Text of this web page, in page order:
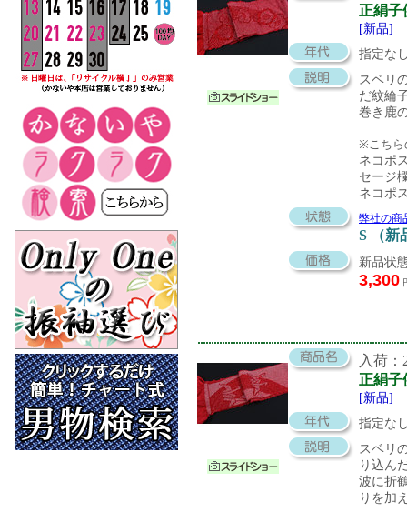
正絹子
[新品]
指定な
スベリ
だ紋綸
巻き鹿
※こちら
ネコポ
セージ
ネコポ
弊社の商
S （新
新品状
3,300
入荷：
正絹子
[新品]
指定な
スベリ
り込ん
波に折
りを加